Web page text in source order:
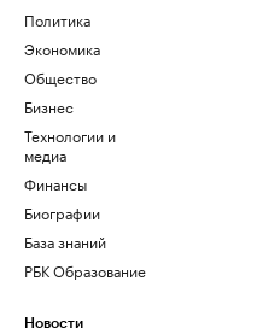
Политика
Экономика
Общество
Бизнес
Технологии и
медиа
Финансы
Биографии
База знаний
РБК Образование
Новости